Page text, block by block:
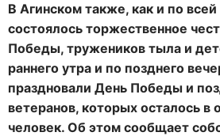
В Агинском также, как и по
состоялось торжественное
Победы, тружеников тыла и
раннего утра и по позднего
праздновали День Победы и
ветеранов, которых осталось в
человек. Об этом сообщает